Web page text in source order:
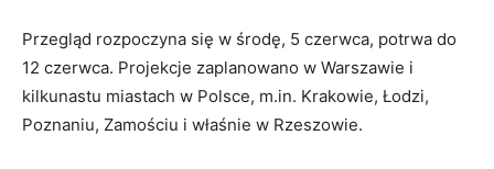
Przegląd rozpoczyna się w środę, 5 czerwca, potrwa do
12 czerwca. Projekcje zaplanowano w Warszawie i
kilkunastu miastach w Polsce, m.in. Krakowie, Łodzi,
Poznaniu, Zamościu i właśnie w Rzeszowie.